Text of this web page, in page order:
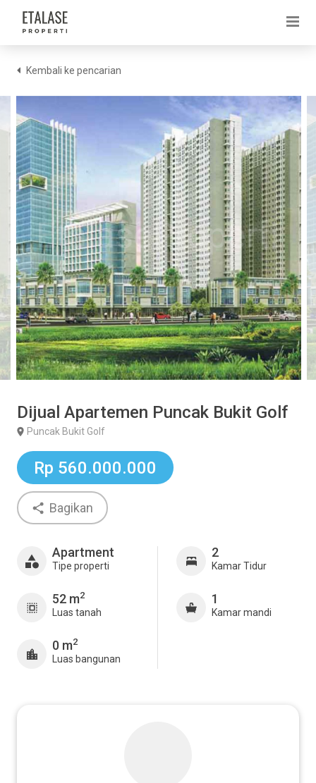
Kembali ke pencarian
Dijual Apartemen Puncak Bukit Golf
Puncak Bukit Golf
Rp 560.000.000
Bagikan
Apartment
Tipe properti
52 m2
Luas tanah
0 m2
Luas bangunan
2
Kamar Tidur
1
Kamar mandi